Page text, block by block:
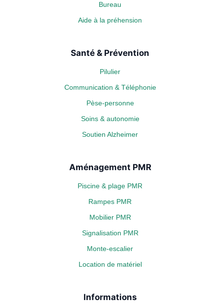
Bureau
Aide à la préhension
Santé & Prévention
Pilulier
Communication & Téléphonie
Pèse-personne
Soins & autonomie
Soutien Alzheimer
Aménagement PMR
Piscine & plage PMR
Rampes PMR
Mobilier PMR
Signalisation PMR
Monte-escalier
Location de matériel
Informations